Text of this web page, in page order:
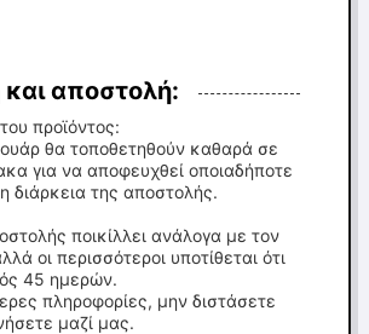
αποστολή:
προϊόντος:
θα τοποθετηθούν καθαρά σε
για να αποφευχθεί οποιαδήποτε
διάρκεια της αποστολής.
ποικίλλει ανάλογα με τον
οι περισσότεροι υποτίθεται ότι
45 ημερών.
πληροφορίες, μην διστάσετε
μαζί μας.